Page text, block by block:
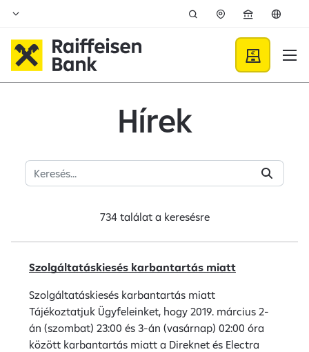
Ugrás a fő tartalomhoz
Hírek
734 találat a keresésre
Szolgáltatáskiesés karbantartás miatt
Szolgáltatáskiesés karbantartás miatt
Tájékoztatjuk Ügyfeleinket, hogy 2019. március 2-
án (szombat) 23:00 és 3-án (vasárnap) 02:00 óra
között karbantartás miatt a Direknet és Electra